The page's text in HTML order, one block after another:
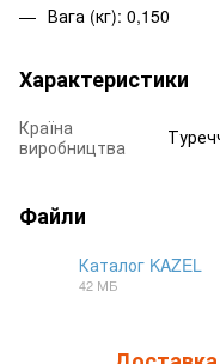
Вага (кг): 0,150
Характеристики
Країна
виробництва
Файли
Каталог KAZEL
42 МБ